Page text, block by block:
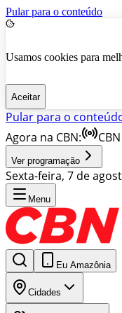
Pular para o conteúdo
Usamos cookies para
Aceitar
Pular para o
Agora na CBN:
Ver programação
Sexta-feira, 7 de
Menu
Eu Amazônia
Cidades